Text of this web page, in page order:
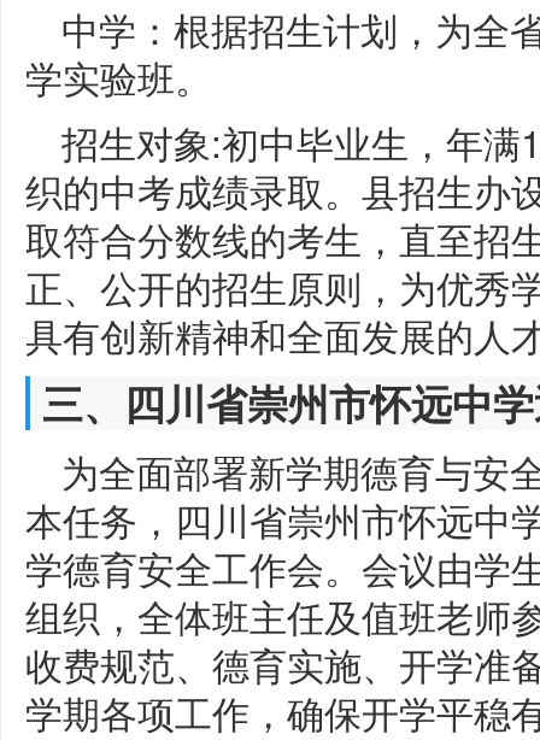
中学：根据招生计划，为全
学实验班。
招生对象:初中毕业生，年
织的中考成绩录取。县招生办
取符合分数线的考生，直至招
正、公开的招生原则，为优秀
具有创新精神和全面发展的人
三、四川省崇州市怀远中
为全面部署新学期德育与安
本任务，四川省崇州市怀远中
学德育安全工作会。会议由学
组织，全体班主任及值班老师
收费规范、德育实施、开学准
学期各项工作，确保开学平稳